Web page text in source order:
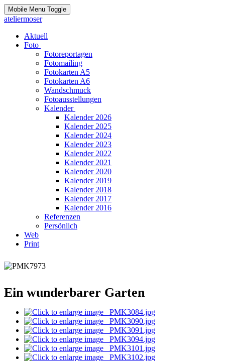
Mobile Menu Toggle
ateliermoser
Aktuell
Foto
Fotoreportagen
Fotomailing
Fotokarten A5
Fotokarten A6
Wandschmuck
Fotoausstellungen
Kalender
Kalender 2026
Kalender 2025
Kalender 2024
Kalender 2023
Kalender 2022
Kalender 2021
Kalender 2020
Kalender 2019
Kalender 2018
Kalender 2017
Kalender 2016
Referenzen
Persönlich
Web
Print
Ein wunderbarer Garten